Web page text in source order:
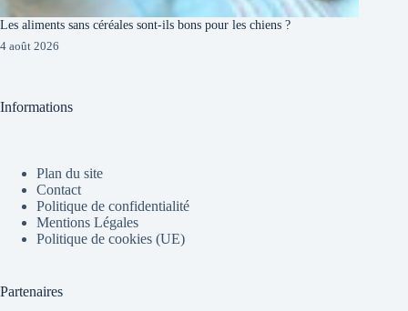
Les aliments sans céréales sont-ils bons pour les chiens ?
4 août 2026
Informations
Plan du site
Contact
Politique de confidentialité
Mentions Légales
Politique de cookies (UE)
Partenaires